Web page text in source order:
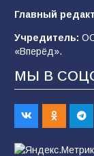
Будет ли
после
103
В детском
спортивного
Главный
Учредитель:
«Вперёд».
МЫ В